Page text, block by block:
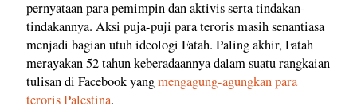
pernyataan para pemimpin dan aktivis serta tindakan-
tindakannya. Aksi puja-puji para teroris masih senantiasa
menjadi bagian utuh ideologi Fatah. Paling akhir, Fatah
merayakan 52 tahun keberadaannya dalam suatu rangkaian
tulisan di Facebook yangmengagung-agungkan para
teroris Palestina.